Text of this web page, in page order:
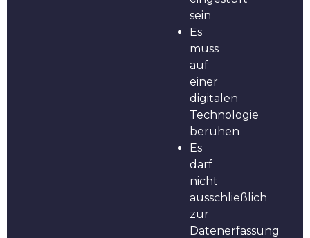
sein
Es
muss
auf
einer
digitalen
Technologie
beruhen
Es
darf
nicht
ausschließlich
zur
Datenerfassung